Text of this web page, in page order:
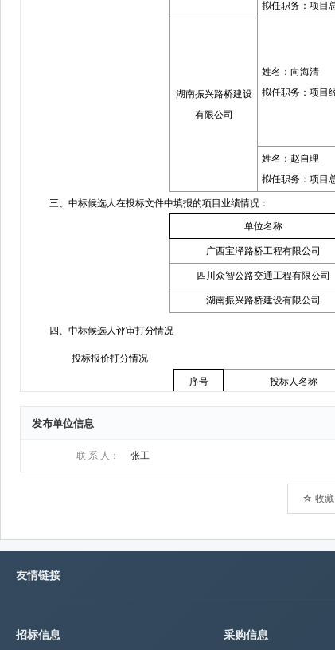
发布单位信息
联 系 人： 张工
☆ 收藏
友情链接
招标信息 采购信息